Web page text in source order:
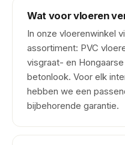
Wat voor vloeren
In onze vloerenwinkel
assortiment: PVC
visgraat- en
betonlook. Voor elk
hebben we een
bijbehorende garantie.